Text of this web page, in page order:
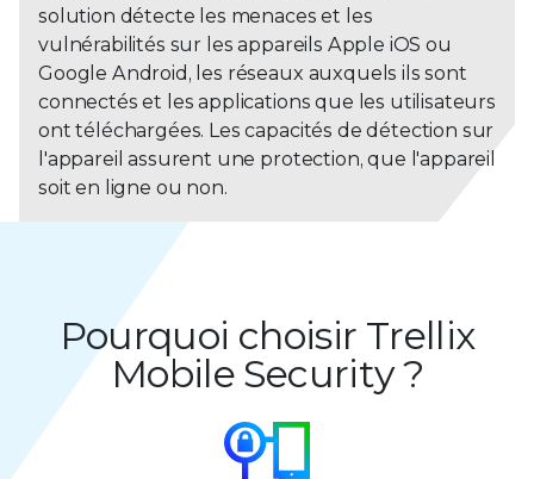
solution détecte les menaces et les
vulnérabilités sur les appareils Apple iOS ou
Google Android, les réseaux auxquels ils sont
connectés et les applications que les utilisateurs
ont téléchargées. Les capacités de détection sur
l'appareil assurent une protection, que l'appareil
soit en ligne ou non.
Pourquoi choisir Trellix
Mobile Security ?